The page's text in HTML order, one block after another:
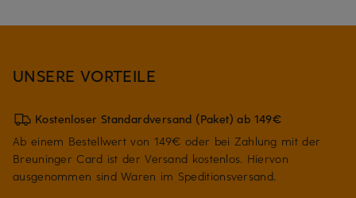
UNSERE VORTEILE
Kostenloser Standardversand (Paket) ab 149€
Ab einem Bestellwert von 149€ oder bei Zahlung mit der
Breuninger Card ist der Versand kostenlos. Hiervon
ausgenommen sind Waren im Speditionsversand.